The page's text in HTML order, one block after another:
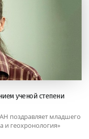
ученой степени
поздравляет младшего
и геохронология»